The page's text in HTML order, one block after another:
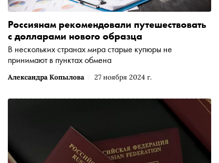
Александра Копылова 27 ноября 2024 г.
Россиянам рекомендовали путешествовать
с долларами нового образца
В нескольких странах мира старые купюры не
принимают в пунктах обмена